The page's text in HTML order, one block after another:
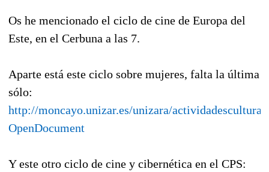
Os he mencionado el ciclo de cine de Europa del
Este, en el Cerbuna a las 7.
Aparte está este ciclo sobre mujeres, falta la última
sólo:
http://moncayo.unizar.es/unizara/
OpenDocument
Y este otro ciclo de cine y cibernética en el CPS: